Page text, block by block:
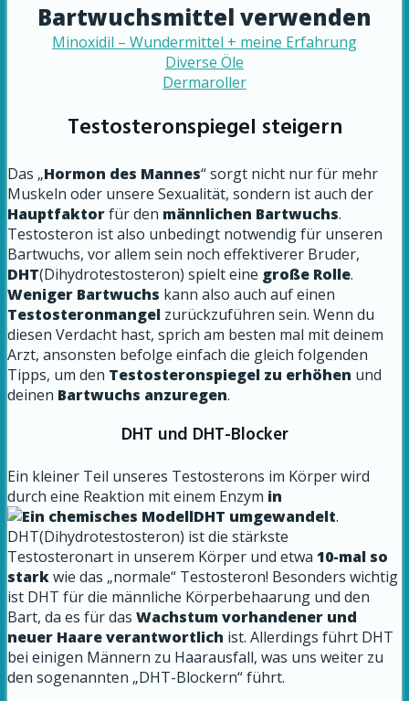
Bartwuchsmittel verwenden
Minoxidil – Wundermittel + meine Erfahrung
Diverse Öle
Dermaroller
Testosteronspiegel steigern
Das „Hormon des Mannes“ sorgt nicht nur für mehr
Muskeln oder unsere Sexualität, sondern ist auch der
Hauptfaktorfür den männlichen Bartwuchs.
Testosteron ist also unbedingt notwendig für unseren
Bartwuchs, vor allem sein noch effektiverer Bruder,
DHT(Dihydrotestosteron) spielt eine große Rolle.
Weniger Bartwuchs kann also auch auf einen
Testosteronmangel zurückzuführen sein. Wenn du
diesen Verdacht hast, sprich am besten mal mit deinem
Arzt, ansonsten befolge einfach die gleich folgenden
Tipps, um den Testosteronspiegel zu erhöhen und
deinen Bartwuchs anzuregen.
DHT und DHT-Blocker
Ein kleiner Teil unseres Testosterons im Körper wird
durch eine Reaktion mit einem Enzym in
DHT umgewandelt.
DHT(Dihydrotestosteron) ist die stärkste
Testosteronart in unserem Körper und etwa 10-mal so
starkwie das „normale“ Testosteron! Besonders wichtig
ist DHT für die männliche Körperbehaarung und den
Bart, da es für das Wachstum vorhandener und
neuer Haare verantwortlich ist. Allerdings führt DHT
bei einigen Männern zu Haarausfall, was uns weiter zu
den sogenannten „DHT-Blockern“ führt.